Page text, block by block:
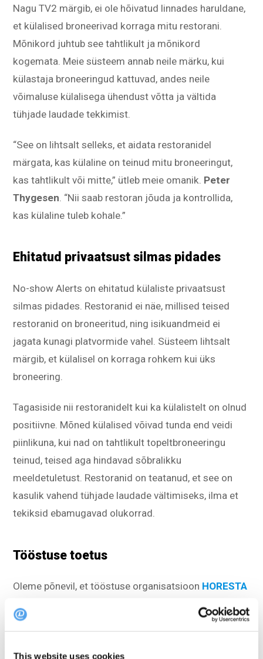
This website uses cookies
Nagu TV2 märgib, ei ole hõivatud linnades haruldane,
et külalised broneerivad korraga mitu restorani.
Mõnikord juhtub see tahtlikult ja mõnikord
kogemata. Meie süsteem annab neile märku, kui
külastaja broneeringud kattuvad, andes neile
võimaluse külalisega ühendust võtta ja vältida
tühjade laudade tekkimist.
“See on lihtsalt selleks, et aidata restoranidel
märgata, kas külaline on teinud mitu broneeringut,
kas tahtlikult või mitte,” ütleb meie omanik. Peter
Thygesen. “Nii saab restoran jõuda ja kontrollida,
kas külaline tuleb kohale.”
Ehitatud privaatsust silmas pidades
No-show Alerts on ehitatud külaliste privaatsust
silmas pidades. Restoranid ei näe, millised teised
restoranid on broneeritud, ning isikuandmeid ei
jagata kunagi platvormide vahel. Süsteem lihtsalt
märgib, et külalisel on korraga rohkem kui üks
broneering.
Tagasiside nii restoranidelt kui ka külalistelt on olnud
positiivne. Mõned külalised võivad tunda end veidi
piinlikuna, kui nad on tahtlikult topeltbroneeringu
teinud, teised aga hindavad sõbralikku
meeldetuletust. Restoranid on teatanud, et see on
kasulik vahend tühjade laudade vältimiseks, ilma et
tekiksid ebamugavad olukorrad.
Tööstuse toetus
Oleme põnevil, et tööstuse organisatsioon HORESTA
Jeppe Møller-Herskind
: “On külalisi, kes võivad
ma arvan, et see on suurepärane, et neid saab